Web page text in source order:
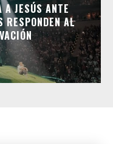
A JESÚS ANTE
AL